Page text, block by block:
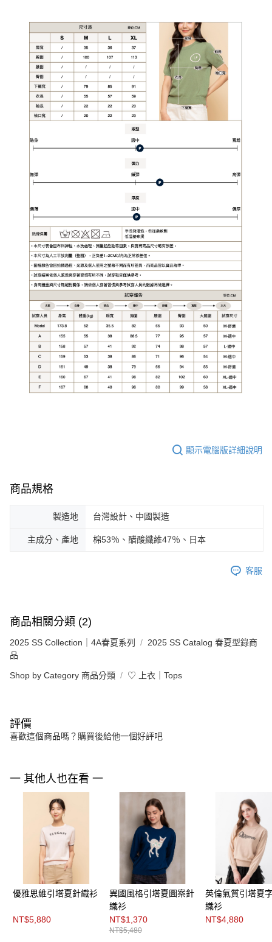
顯示電腦版詳細說明
商品規格
製造地 台灣設計、中國製造
主成分、產地 棉53％、醋酸纖維47％、日本
客服
商品相關分類 (2)
2025 SS Collection｜4A春夏系列
2025 SS Catalog 春夏型錄商
品
Shop by Category 商品分類 ♡ 上衣｜Tops
評價
喜歡這個商品嗎？購買後給他一個好評吧
一 其他人也在看 一
優雅思維引塔夏針織衫
NT$5,880
異國風格引塔夏圖案針
織衫
NT$1,370
NT$5,480
英倫氣質引塔夏
織衫
NT$4,880